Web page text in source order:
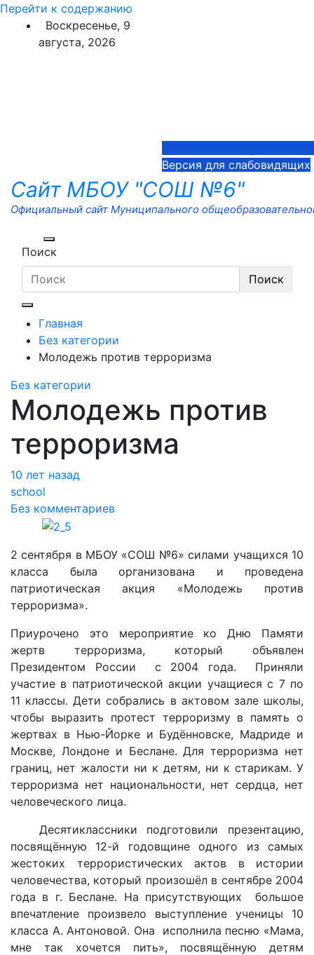
Перейти к содержанию
Воскресенье, 9
августа, 2026
Версия для слабовидящих
Сайт МБОУ "СОШ №6"
Официальный сайт Муниципального
Поиск
Поиск
Главная
Без категории
Молодежь против терроризма
Без категории
Молодежь против
терроризма
10 лет назад
school
Без комментариев
2 сентября в МБОУ «СОШ №6» силами учащихся 10
класса была организована и проведена
патриотическая акция «Молодежь против
терроризма».
Приурочено это мероприятие ко Дню Памяти
жертв терроризма, который объявлен
Президентом России с 2004 года. Приняли
участие в патриотической акции учащиеся с 7 по
11 классы. Дети собрались в актовом зале школы,
чтобы выразить протест терроризму в память о
жертвах в Нью-Йорке и Будённовске, Мадриде и
Москве, Лондоне и Беслане. Для терроризма нет
границ, нет жалости ни к детям, ни к старикам. У
терроризма нет национальности, нет сердца, нет
человеческого лица.
Десятиклассники подготовили презентацию,
посвящённую 12-й годовщине одного из самых
жестоких террористических актов в истории
человечества, который произошёл в сентябре 2004
года в г. Беслане. На присутствующих большое
впечатление произвело выступление ученицы 10
класса А. Антоновой. Она исполнила песню «Мама,
мне так хочется пить», посвящённую детям